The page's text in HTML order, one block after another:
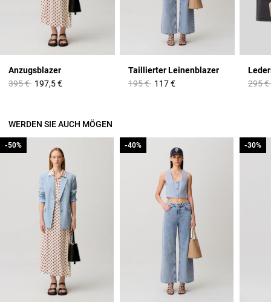
Anzugsblazer
Price reduced from
395 €to197,5 €
Taillierter Leinenblazer
Price reduced from
195 €to117 € Price
295 €
WERDEN SIE AUCH MÖGEN
-50%
-50% -40%
-40% -30%
-30%